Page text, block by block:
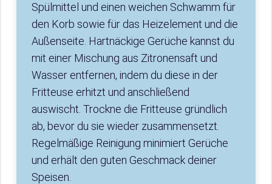
Spülmittel und einen weichen Schwamm für
den Korb sowie für das Heizelement und die
Außenseite. Hartnäckige Gerüche kannst du
mit einer Mischung aus Zitronensaft und
Wasser entfernen, indem du diese in der
Fritteuse erhitzt und anschließend
auswischt. Trockne die Fritteuse gründlich
ab, bevor du sie wieder zusammensetzt.
Regelmäßige Reinigung minimiert Gerüche
und erhält den guten Geschmack deiner
Speisen.